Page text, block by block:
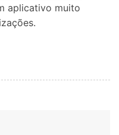
aplicativo muito